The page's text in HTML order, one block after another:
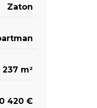
Zaton
237 m2
420 €